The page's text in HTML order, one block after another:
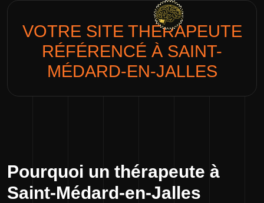
VOTRE SITE THÉRAPEUTE
RÉFÉRENCÉ À SAINT-
MÉDARD-EN-JALLES
Pourquoi un thérapeute à
Saint-Médard-en-Jalles